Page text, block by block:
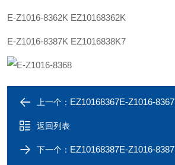
E-Z1016-8362K EZ10168362K
E-Z1016-8387K EZ1016838K7
上一个： EZ10168367E-Z1016-8367
返回列表
下一个： EZ10168387E-Z1016-8387